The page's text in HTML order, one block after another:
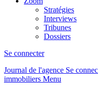
Stratégies
Interviews
Tribunes
Dossiers
Se connecter
Journal de l'agence Se
immobiliers Menu